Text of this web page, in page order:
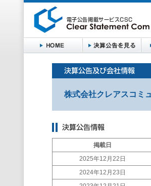
株式会社クレアスコミ
掲載日
2025年12月22日
2024年12月23日